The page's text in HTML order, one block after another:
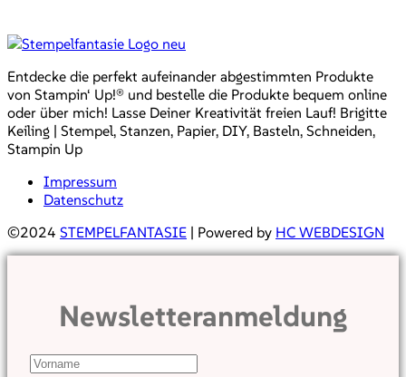
Entdecke die perfekt aufeinander abgestimmten Produkte
von Stampin‘ Up!® und bestelle die Produkte bequem online
oder über mich! Lasse Deiner Kreativität freien Lauf! Brigitte
Keiling | Stempel, Stanzen, Papier, DIY, Basteln, Schneiden,
Stampin Up
Impressum
Datenschutz
©2024 STEMPELFANTASIE | Powered by HC WEBDESIGN
Newsletteranmeldung